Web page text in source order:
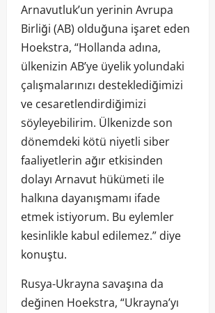
Arnavutluk’un yerinin Avrupa
Birliği (AB) olduğuna işaret eden
Hoekstra, “Hollanda adına,
ülkenizin AB’ye üyelik yolundaki
çalışmalarınızı desteklediğimizi
ve cesaretlendirdiğimizi
söyleyebilirim. Ülkenizde son
dönemdeki kötü niyetli siber
faaliyetlerin ağır etkisinden
dolayı Arnavut hükümeti ile
halkına dayanışmamı ifade
etmek istiyorum. Bu eylemler
kesinlikle kabul edilemez.” diye
konuştu.
Rusya-Ukrayna savaşına da
değinen Hoekstra, “Ukrayna’yı